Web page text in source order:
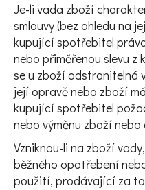
Je-li vada zboží
smlouvy (bez ohledu na
kupující spotřebitel
nebo přiměřenou slevu z
se u zboží odstranitelná
její opravě nebo zboží
kupující spotřebitel
nebo výměnu zboží
Vzniknou-li na zboží
běžného opotřebení
použití, prodávající za